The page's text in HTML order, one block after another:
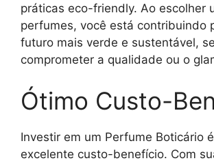
práticas eco-friendly. Ao escolher
perfumes, você está contribuindo
futuro mais verde e sustentável,
comprometer a qualidade ou o
Ótimo Custo-
Investir em um Perfume Boticário
excelente custo-benefício. Com